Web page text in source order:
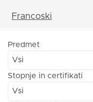
Francoski
Predmet
Vsi
Stopnje in certifikati
Vsi